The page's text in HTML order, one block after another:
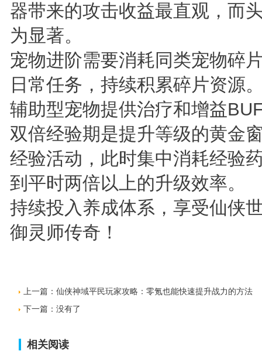
器带来的攻击收益最直观，而
为显著。
宠物进阶需要消耗同类宠物碎
日常任务，持续积累碎片资源
辅助型宠物提供治疗和增益
双倍经验期是提升等级的黄金
经验活动，此时集中消耗经验
到平时两倍以上的升级效率。
持续投入养成体系，享受仙侠
御灵师传奇！
上一篇： 仙侠神域平民玩家攻略：零氪也能快速提升战力的方法
下一篇：没有了
相关阅读